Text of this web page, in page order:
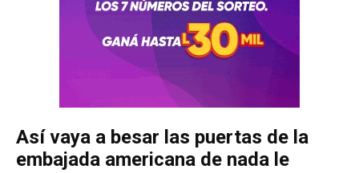
Partidos Políticos
Partido Liberal
Unificación Democrática
Anticorrupción
Partidos Políticos
Partido Liberal
Unificación Democrática
Anticorrupción
Así vaya a besar las puertas de la
embajada americana de nada le